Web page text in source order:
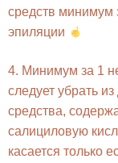
средств минимум
эпиляции
4. Минимум за 1
следует убрать
средства,
салициловую
касается только